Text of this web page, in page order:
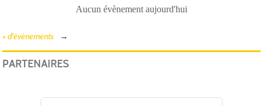
Aucun évènement aujourd'hui
+ d'évènements
PARTENAIRES